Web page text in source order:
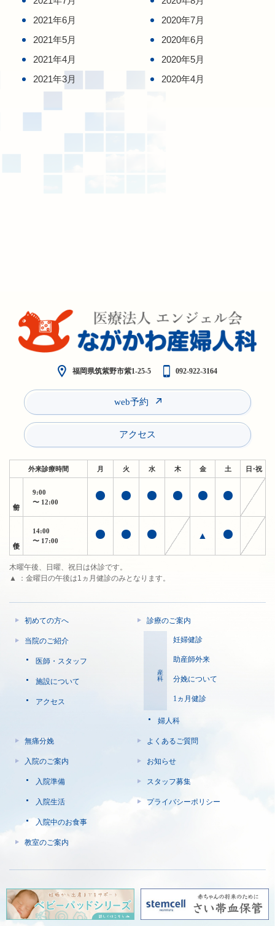
2021年6月
2021年5月
2021年4月
2021年3月
2020年7月
2020年6月
2020年5月
2020年4月
福岡県筑紫野市紫1-25-5 092-922-3164
web予約
アクセス
外来診療時間 月 火 水 木 金 土 日・祝
9:00
〜 12:00
14:00
〜 17:00
▲
木曜午後、日曜、祝日は休診です。
▲ ：金曜日の午後は1ヵ月健診のみとなります。
初めての方へ
当院のご紹介
医師・スタッフ
施設について
アクセス
診療のご案内
産科
妊婦健診
助産師外来
分娩について
1ヵ月健診
婦人科
無痛分娩
入院のご案内
入院準備
入院生活
入院中のお食事
教室のご案内
よくあるご質問
お知らせ
スタッフ募集
プライバシーポリシー